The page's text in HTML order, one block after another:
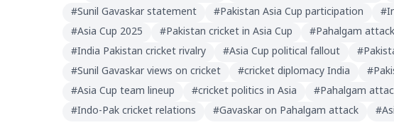
#Sunil Gavaskar statement #Pakistan Asia Cup participation #
#Asia Cup 2025 #Pakistan cricket in Asia Cup #Pahalgam
#India Pakistan cricket rivalry #Asia Cup political fallout #
#Sunil Gavaskar views on cricket #cricket diplomacy India #
#Asia Cup team lineup #cricket politics in Asia #Pahalgam
#Indo-Pak cricket relations #Gavaskar on Pahalgam attack #